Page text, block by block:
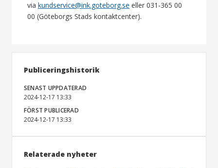
via kundservice@ink.goteborg.se eller 031-365 00
00 (Göteborgs Stads kontaktcenter).
Publiceringshistorik
SENAST UPPDATERAD
2024-12-17 13:33
FÖRST PUBLICERAD
2024-12-17 13:33
Relaterade nyheter